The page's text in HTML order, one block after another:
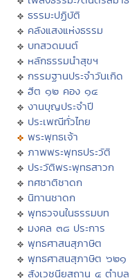
ธรรมะปฏิบัติ
คลังแสงแห่งธรรม
บทสวดมนต์
หลักธรรมนำสุขฯ
กรรมฐานประจำวันเกิด
ฮีต ๑๒ คอง ๑๔
งานบุญประจำปี
ประเพณีทั่วไทย
พระพุทธเจ้า
ภาพพระพุทธประวัติ
ประวัติพระพุทธสาวก
ทศชาติชาดก
นิทานชาดก
พุทธวจนในธรรมบท
มงคล ๓๘ ประการ
พุทธศาสนสุภาษิต
พุทธศาสนสุภาษิต ๖๒๑
สังเวชนียสถาน ๔ ตำบล